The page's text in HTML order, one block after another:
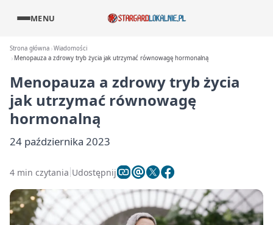
MENU
Strona główna Wiadomości
Menopauza a zdrowy tryb życia jak utrzymać równowagę hormonalną
Menopauza a zdrowy tryb życia
jak utrzymać równowagę
hormonalną
24 października 2023
4 min czytania Udostępnij